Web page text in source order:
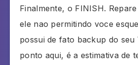
Finalmente, o FINISH.
ele nao permitindo voce
possui de fato backup do seu
ponto aqui, é a estimativa de